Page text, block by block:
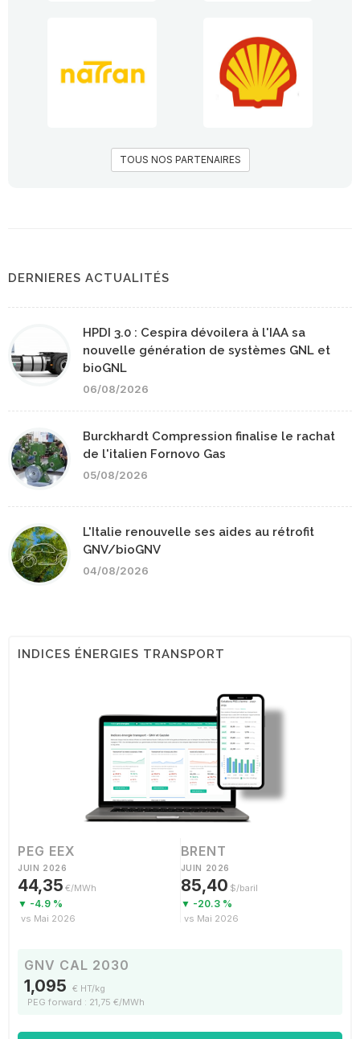
TOUS NOS PARTENAIRES
DERNIERES ACTUALITÉS
HPDI 3.0 : Cespira dévoilera à l'IAA sa
nouvelle génération de systèmes GNL et
bioGNL
06/08/2026
Burckhardt Compression finalise le rachat
de l'italien Fornovo Gas
05/08/2026
L'Italie renouvelle ses aides au rétrofit
GNV/bioGNV
04/08/2026
INDICES ÉNERGIES TRANSPORT
PEG EEX
JUIN 2026
44,35 €/MWh
▼ -4.9 %
vs Mai 2026
BRENT
JUIN 2026
85,40 $/baril
▼ -20.3 %
vs Mai 2026
GNV CAL 2030
1,095 € HT/kg
PEG forward : 21,75 €/MWh